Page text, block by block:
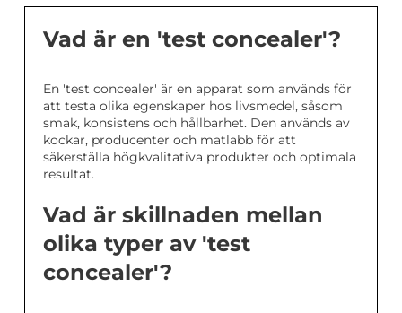
Vad är en 'test concealer'?
En 'test concealer' är en apparat som används för
att testa olika egenskaper hos livsmedel, såsom
smak, konsistens och hållbarhet. Den används av
kockar, producenter och matlabb för att
säkerställa högkvalitativa produkter och optimala
resultat.
Vad är skillnaden mellan
olika typer av 'test
concealer'?